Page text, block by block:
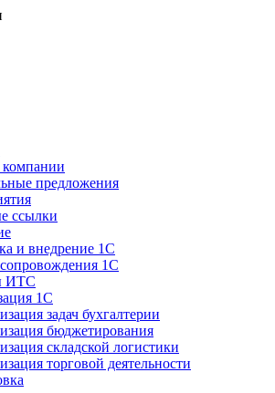
компании
предложения
ссылки
и внедрение 1С
1С
ИТС
1С
задач бухгалтерии
бюджетирования
складской логистики
торговой деятельности